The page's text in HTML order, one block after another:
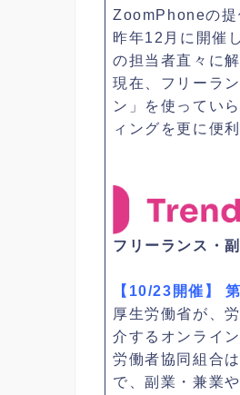
ZoomPhoneの提
昨年12月に開催
の担当者直々に
現在、フリーラ
ン」を使ってい
ィングを更に便
フリーランス・
【10/23開催】
厚生労働省が、
介するオンライ
労働者協同組合
で、副業・兼業